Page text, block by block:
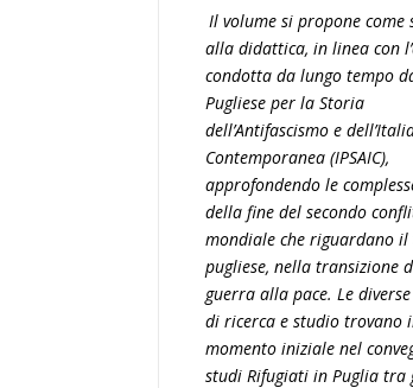
Il volume si propone come
alla didattica, in linea con
condotta da lungo tempo
Pugliese per la Storia
dell’Antifascismo e
Contemporanea (IPSAIC),
approfondendo le
della fine del secondo
mondiale che riguardano
pugliese, nella transizione
guerra alla pace. Le
di ricerca e studio trovano
momento iniziale nel
studi Rifugiati in Puglia tra